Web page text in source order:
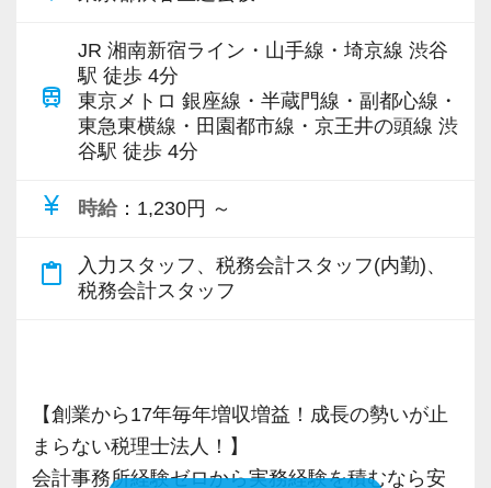
は、今まさに急成⻑中の企業が多いというこ
と。
テレビや雑誌等で、取り上げられる企業も少な
くありません。富裕層向け税務実務も経験可
能。
ビジネス共創の現場で、経営者と二人三脚しつ
つ、経営者と同じ目線に立った仕事をすること
ができます。
7〜8割のお客様はすでにペーパーレス化。
クラウド会計ソフトの導入も積極的に実施して
おり、新規のお客様は基本的にクラウド、既存
train
JR 湘南新宿ライン・山手線・埼京線 渋谷
駅 徒歩 4分
東京メトロ 銀座線・半蔵門線・副都心線・
東急東横線・田園都市線・京王井の頭線 渋
谷駅 徒歩 4分
currency_yen 時給 ：1,230円 ～
content_paste
入力スタッフ、税務会計スタッフ(内勤)、
税務会計スタッフ
【創業から17年毎年増収増益！成長の勢いが止
まらない税理士法人！】
会計事務所経験ゼロから実務経験を積むなら安